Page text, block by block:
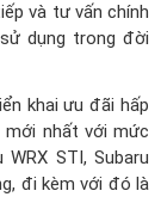
và tư vấn chính
dụng trong đời
khai ưu đãi hấp
mới nhất với mức
WRX STI, Subaru
đi kèm với đó là